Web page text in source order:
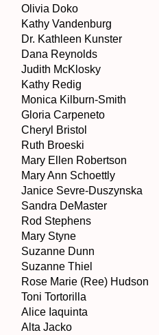
Olivia Doko
Kathy Vandenburg
Dr. Kathleen Kunster
Dana Reynolds
Judith McKlosky
Kathy Redig
Monica Kilburn-Smith
Gloria Carpeneto
Cheryl Bristol
Ruth Broeski
Mary Ellen Robertson
Mary Ann Schoettly
Janice Sevre-Duszynska
Sandra DeMaster
Rod Stephens
Mary Styne
Suzanne Dunn
Suzanne Thiel
Rose Marie (Ree) Hudson
Toni Tortorilla
Alice Iaquinta
Alta Jacko